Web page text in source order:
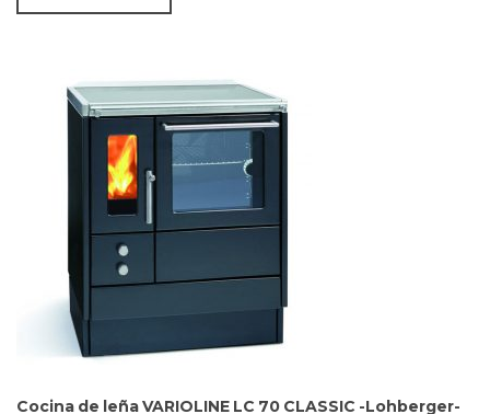
Cocina de leña VARIOLINE LC 70 CLASSIC -Lohberger-